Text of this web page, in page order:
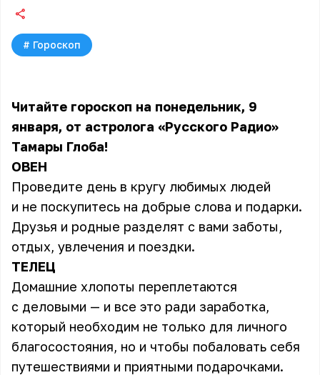
# Гороскоп
Читайте гороскоп на понедельник, 9
января, от астролога «Русского Радио»
Тамары Глоба!
ОВЕН
Проведите день в кругу любимых людей
и не поскупитесь на добрые слова и подарки.
Друзья и родные разделят с вами заботы,
отдых, увлечения и поездки.
ТЕЛЕЦ
Домашние хлопоты переплетаются
с деловыми — и все это ради заработка,
который необходим не только для личного
благосостояния, но и чтобы побаловать себя
путешествиями и приятными подарочками.